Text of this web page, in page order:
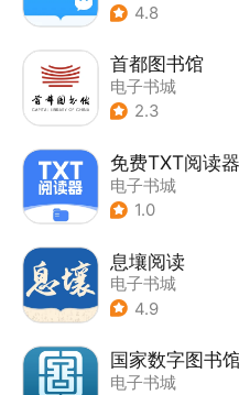
4.8
首都图书馆
电子书城
2.3
免费TXT阅读器
电子书城
1.0
息壤阅读
电子书城
4.9
国家数字图书
电子书城